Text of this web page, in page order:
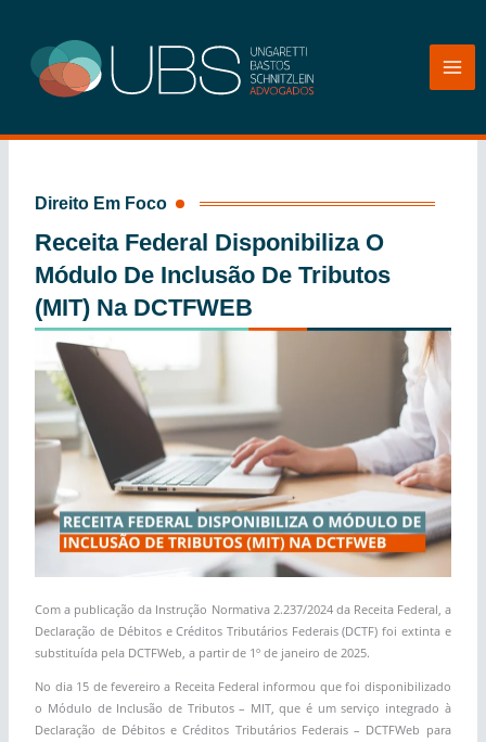
conteúdo
Direito Em Foco
Receita Federal Disponibiliza O
Módulo De Inclusão De Tributos
(mIT) Na DCTFWEB
Com a publicação da Instrução Normativa 2.237/2024 da Receita Federal, a
Declaração de Débitos e Créditos Tributários Federais (DCTF) foi extinta e
substituída pela DCTFWeb, a partir de 1º de janeiro de 2025.
No dia 15 de fevereiro a Receita Federal informou que foi disponibilizado
o Módulo de Inclusão de Tributos – MIT, que é um serviço integrado à
Declaração de Débitos e Créditos Tributários Federais – DCTFWeb para